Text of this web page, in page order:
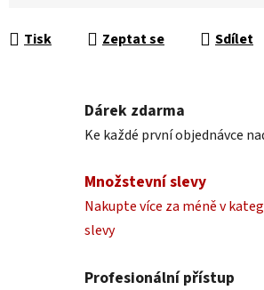
Tisk Zeptat se Sdílet
Dárek zdarma
Ke každé první objednávce
Množstevní slevy
Nakupte více za méně v
slevy
Profesionální přístup